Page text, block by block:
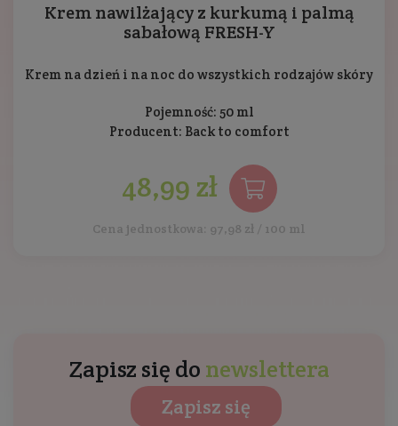
Krem nawilżający z kurkumą i palmą
sabałową FRESH-Y
Krem na dzień i na noc do wszystkich rodzajów skóry
Pojemność: 50 ml
Producent: Back to comfort
48,99 zł
Cena jednostkowa: 97,98 zł / 100 ml
Zapisz się do newslettera
Zapisz się